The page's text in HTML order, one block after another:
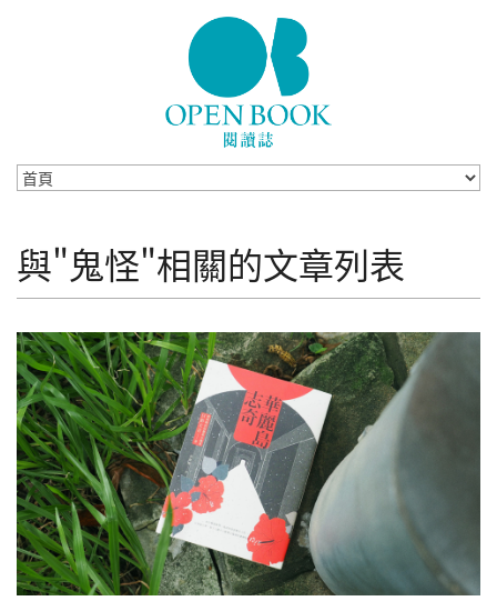
與"鬼怪"相關的文章列表